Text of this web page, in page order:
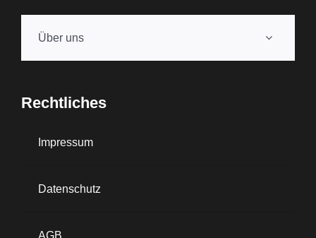
Über uns
Rechtliches
Impressum
Datenschutz
AGB